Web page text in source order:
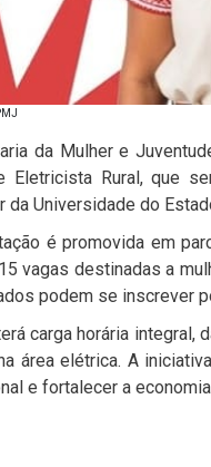
da Mulher e
Eletricista Rural, que
da Universidade do
é promovida em
vagas destinadas a
podem se inscrever
carga horária integral,
área elétrica. A
e fortalecer a